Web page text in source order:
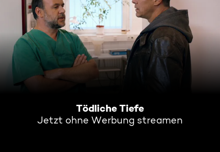
Tödliche Tiefe
Jetzt ohne Werbung streamen